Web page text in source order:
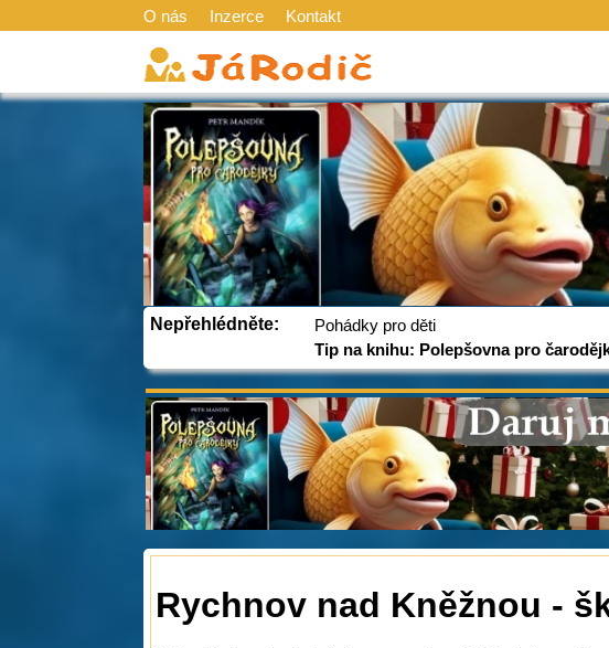
O nás Inzerce Kontakt
Nepřehlédněte:
Pohádky pro děti
Tip na knihu: Polepšovna pro
Rychnov nad Kněžnou -